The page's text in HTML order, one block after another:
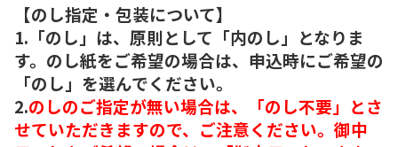
【のし指定・包装について】
1.「のし」は、原則として「内のし」となりま
す。のし紙をご希望の場合は、申込時にご希望の
「のし」を選んでください。
2.のしのご指定が無い場合は、「のし不要」とさ
せていただきますので、ご注意ください。御中